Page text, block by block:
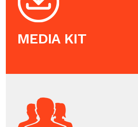
MEDIA KIT